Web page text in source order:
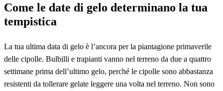
Come le date di gelo determinano la tua
tempistica
La tua ultima data di gelo è l’ancora per la piantagione primaverile
delle cipolle. Bulbilli e trapianti vanno nel terreno da due a quattro
settimane prima dell’ultimo gelo, perché le cipolle sono abbastanza
resistenti da tollerare gelate leggere una volta nel terreno. Non sono